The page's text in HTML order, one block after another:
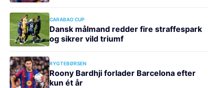
CARABAO CUP
Dansk målmand redder fire straffespark
og sikrer vild triumf
RYGTEBØRSEN
Roony Bardhji forlader Barcelona efter
kun ét år